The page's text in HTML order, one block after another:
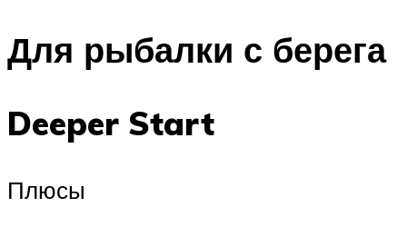
Для рыбалки с берега
Deeper Start
Плюсы